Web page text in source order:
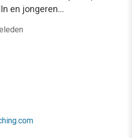
en jongeren…